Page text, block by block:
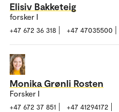
Elisiv Bakketeig
forsker I
+47 672 36 318 +47 47035500
Monika Grønli Rosten
Forsker I
+47 672 37 851 +47 41294172